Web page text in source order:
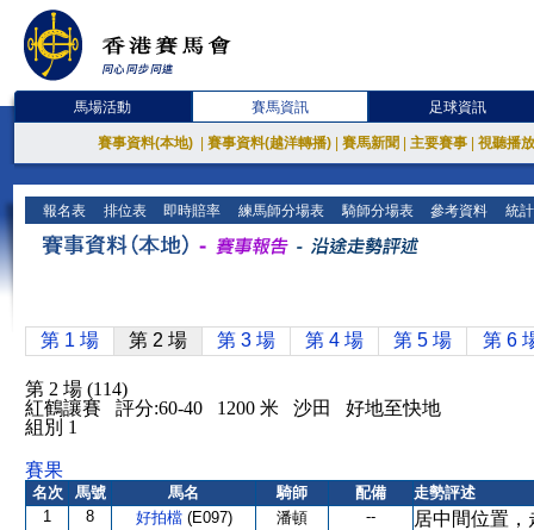
馬場活動 賽馬資訊 足球資訊
賽事資料(本地) 賽事資料(越洋轉播) 賽馬新聞 主要賽事 視聽播
報名表 排位表 即時賠率 練馬師分場表 騎師分場表 參考資料 統
第 1 場 第 2 場 第 3 場 第 4 場 第 5 場 第 6
第 2 場 (114)
紅鶴讓賽 評分:60-40 1200 米 沙田 好地至快地
組別 1
賽果
名次 馬號 馬名 騎師 配備
走勢評述
1
8 好拍檔 (E097) 潘頓 -- 居中間位置